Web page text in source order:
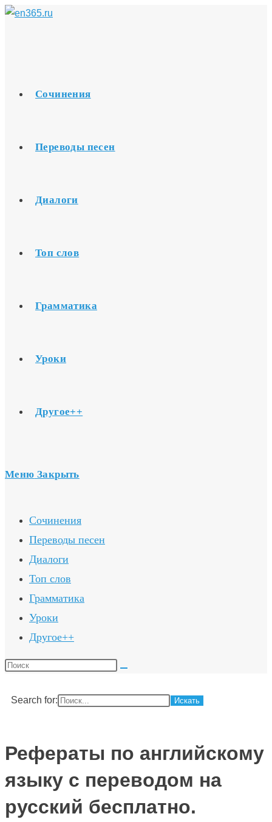
Перейти
Сочинения
Переводы песен
Диалоги
Топ слов
Грамматика
Уроки
Другое++
Меню Закрыть
Сочинения
Переводы песен
Диалоги
Топ слов
Грамматика
Уроки
Другое++
Поиск
сайте
Search for:
Рефераты по английскому
языку с переводом на
русский бесплатно.